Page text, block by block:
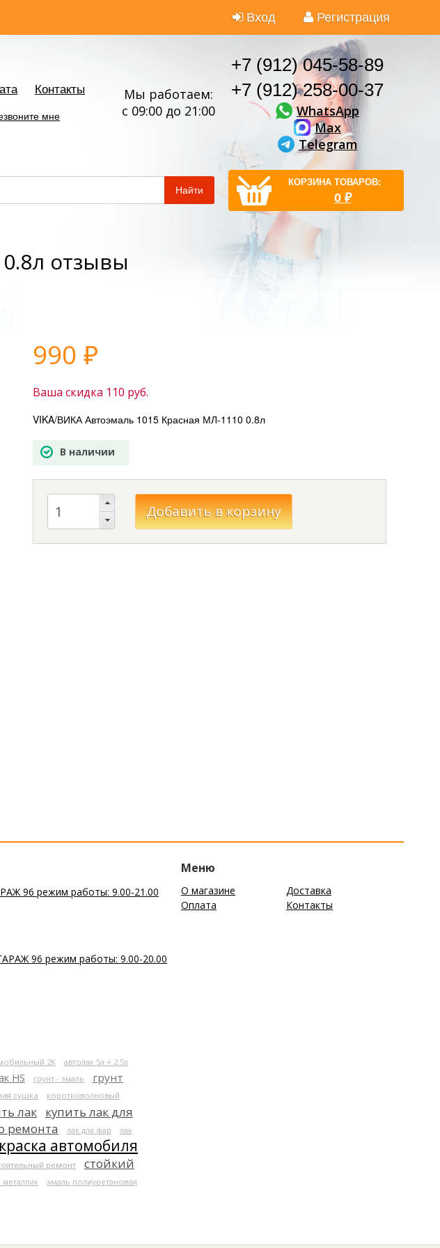
Вход Регистрация
Контакты
мне
Мы работаем:
с 09:00 до 21:00
+7 (912) 045-58-89
+7 (912) 258-00-37
WhatsApp
Max
Telegram
Найти
КОРЗИНА ТОВАРОВ:
0 ₽
отзывы
990 ₽
Ваша скидка 110 руб.
VIKA/ВИКА Автоэмаль 1015 Красная МЛ-1110 0.8л
В наличии
96 режим работы: 9.00-21.00
96 режим работы: 9.00-20.00
2К
автолак 5л + 2.5л
HS грунт - эмаль
грунт
сушка
коротковолновый
лак купить лак для
ремонта лак для фар
лак
автомобиля
ремонт
стойкий
металлик эмаль полиуретановая
Меню
О магазине
Доставка
Оплата
Контакты